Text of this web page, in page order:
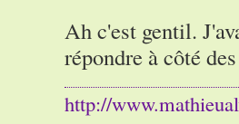
Ah c'est gentil.
répondre à côté
http://